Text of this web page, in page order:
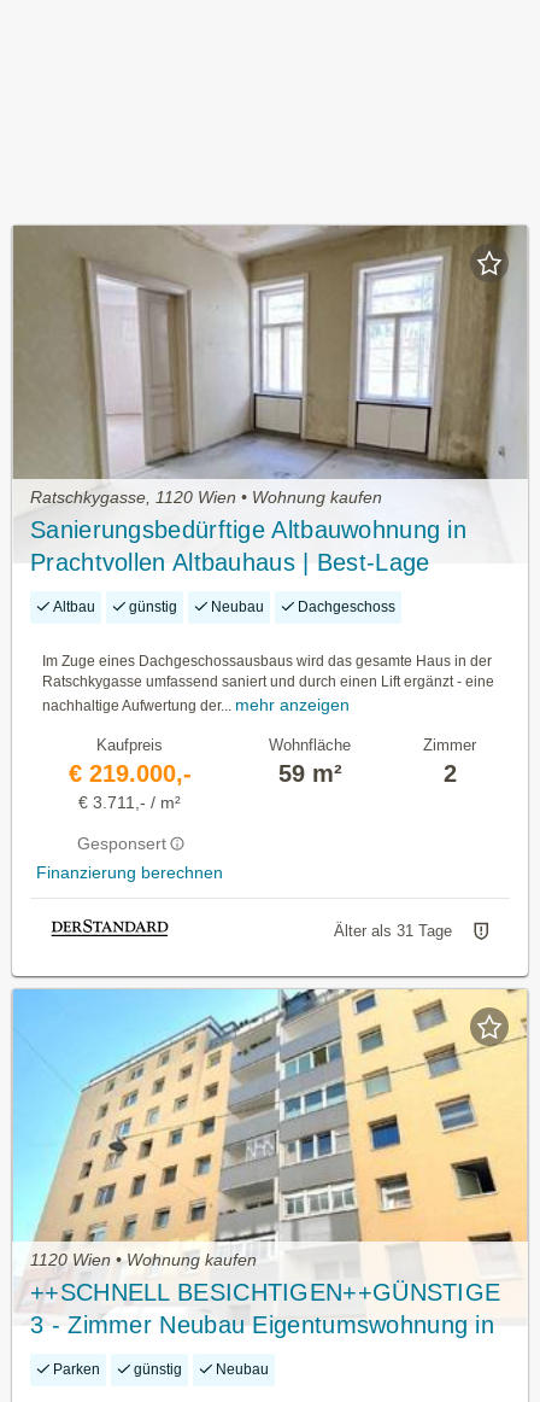
Ratschkygasse, 1120 Wien • Wohnung kaufen
Sanierungsbedürftige Altbauwohnung in
Prachtvollen Altbauhaus | Best-Lage
Meidlings!
Altbau günstig Neubau Dachgeschoss
Im Zuge eines Dachgeschossausbaus wird das gesamte Haus in der
Ratschkygasse umfassend saniert und durch einen Lift ergänzt - eine
nachhaltige Aufwertung der... mehr anzeigen
Kaufpreis
€ 219.000,-
€ 3.711,- / m²
Gesponsert
Finanzierung berechnen
Wohnfläche
59 m²
Zimmer
2
Älter als 31 Tage
1120 Wien • Wohnung kaufen
++SCHNELL BESICHTIGEN++GÜNSTIGE
3 - Zimmer Neubau Eigentumswohnung in
Meidling++
Parken günstig Neubau